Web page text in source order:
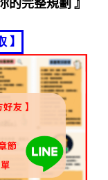
的完整規劃 』
】